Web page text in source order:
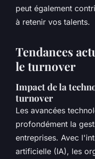
peut également
à retenir vos talents.
Tendances
le turnover
Impact de la
turnover
Les avancées
profondément la
entreprises. Avec
artificielle (IA), les